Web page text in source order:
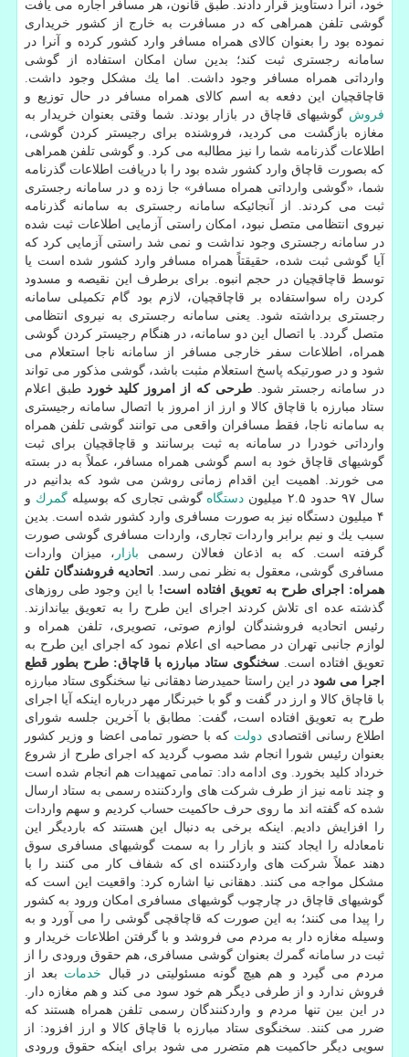
خود، آنرا دستاویز قرار دادند. طبق قانون، هر مسافر اجاره می یافت
گوشی تلفن همراهی كه در مسافرت به خارج از كشور خریداری
نموده بود را بعنوان كالای همراه مسافر وارد كشور كرده و آنرا در
سامانه رجستری ثبت كند؛ بدین سان امكان استفاده از گوشی
وارداتی همراه مسافر وجود داشت. اما یك مشكل وجود داشت.
قاچاقچیان این دفعه به اسم كالای همراه مسافر در حال توزیع و
فروش گوشیهای قاچاق در بازار بودند. شما وقتی بعنوان خریدار به
مغازه بازگشت می كردید، فروشنده برای رجیستر كردن گوشی،
اطلاعات گذرنامه شما را نیز مطالبه می كرد. و گوشی تلفن همراهی
كه بصورت قاچاق وارد كشور شده بود را با دریافت اطلاعات گذرنامه
شما، «گوشی وارداتی همراه مسافر» جا زده و در سامانه رجستری
ثبت می كردند. از آنجائیكه سامانه رجستری به سامانه گذرنامه
نیروی انتظامی متصل نبود، امكان راستی آزمایی اطلاعات ثبت شده
در سامانه رجستری وجود نداشت و نمی شد راستی آزمایی كرد كه
آیا گوشی ثبت شده، حقیقتاً همراه مسافر وارد كشور شده است یا
توسط قاچاقچیان در حجم انبوه. برای برطرف این نقیصه و مسدود
كردن راه سواستفاده بر قاچاقچیان، لازم بود گام تكمیلی سامانه
رجستری برداشته شود. یعنی سامانه رجستری به نیروی انتظامی
متصل گردد. با اتصال این دو سامانه، در هنگام رجیستر كردن گوشی
همراه، اطلاعات سفر خارجی مسافر از سامانه ناجا استعلام می
شود و در صورتیكه پاسخ استعلام مثبت باشد، گوشی مذكور می تواند
در سامانه رجستر شود.طرحی كه از امروز كلید خورد طبق اعلام
ستاد مبارزه با قاچاق كالا و ارز از امروز با اتصال سامانه رجیستری
به سامانه ناجا، فقط مسافران واقعی می توانند گوشی تلفن همراه
وارداتی خودرا در سامانه به ثبت برسانند و قاچاقچیان برای ثبت
گوشیهای قاچاق خود به اسم گوشی همراه مسافر، عملاً به در بسته
می خورند. اهمیت این اقدام زمانی روشن می شود كه بدانیم در
سال ۹۷ حدود ۲.۵ میلیون
دستگاه گوشی تجاری كه بوسیلهگمرك و
۴ میلیون دستگاه نیز به صورت مسافری وارد كشور شده است. بدین
سبب یك و نیم برابر واردات تجاری، واردات مسافری گوشی صورت
گرفته است. كه به اذعان فعالان رسمی بازار ، میزان واردات
مسافری گوشی، معقول به نظر نمی رسد.
اتحادیه فروشندگان تلفن
همراه: اجرای طرح به تعویق افتاده است! با این وجود طی روزهای
گذشته عده ای تلاش كردند اجرای این طرح را به تعویق بیاندازند.
رئیس اتحادیه فروشندگان لوازم صوتی، تصویری، تلفن همراه و
لوازم جانبی تهران در مصاحبه ای اعلام نمود كه اجرای این طرح به
تعویق افتاده است. سخنگوی ستاد مبارزه با قاچاق: طرح بطور قطع
اجرا می شود در این راستا حمیدرضا دهقانی نیا سخنگوی ستاد مبارزه
با قاچاق كالا و ارز در گفت و گو با خبرنگار مهر درباره اینكه آیا اجرای
طرح به تعویق افتاده است، گفت: مطابق با آخرین جلسه شورای
اطلاع رسانی اقتصادی دولت كه با حضور تمامی اعضا و وزیر كشور
بعنوان رئیس شورا انجام شد مصوب گردید كه اجرای طرح از شروع
خرداد كلید بخورد. وی ادامه داد: تمامی تمهیدات هم انجام شده است
و چند نامه نیز از طرف شركت های واردكننده رسمی به ستاد ارسال
شده كه گفته اند ما روی حرف حاكمیت حساب كردیم و سهم واردات
را افزایش دادیم. اینكه برخی به دنبال این هستند كه باردیگر این
نامعادله را ایجاد كنند و بازار را به سمت گوشیهای مسافری سوق
دهند عملاً شركت های واردكننده ای كه شفاف كار می كنند را با
مشكل مواجه می كنند. دهقانی نیا اشاره كرد: واقعیت این است كه
گوشیهای قاچاق در چارچوب گوشیهای مسافری امكان ورود به كشور
را پیدا می كنند؛ به این صورت كه قاچاقچی گوشی را می آورد و به
وسیله مغازه دار به مردم می فروشد و با گرفتن اطلاعات خریدار و
ثبت در سامانه گمرك بعنوان گوشی مسافری، هم حقوق ورودی را از
مردم می گیرد و هم هیچ گونه مسئولیتی در قبال خدمات بعد از
فروش ندارد و از طرفی دیگر هم خود سود می كند و هم مغازه دار.
در این بین تنها مردم و واردكنندگان رسمی تلفن همراه هستند كه
ضرر می كنند. سخنگوی ستاد مبارزه با قاچاق كالا و ارز افزود: از
سویی دیگر حاكمیت هم متضرر می شود برای اینكه حقوق ورودی